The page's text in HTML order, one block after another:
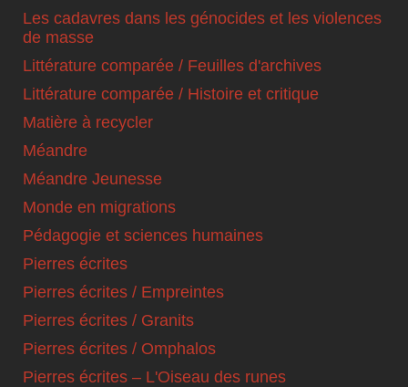
Les cadavres dans les génocides et les violences
de masse
Littérature comparée / Feuilles d'archives
Littérature comparée / Histoire et critique
Matière à recycler
Méandre
Méandre Jeunesse
Monde en migrations
Pédagogie et sciences humaines
Pierres écrites
Pierres écrites / Empreintes
Pierres écrites / Granits
Pierres écrites / Omphalos
Pierres écrites – L'Oiseau des runes